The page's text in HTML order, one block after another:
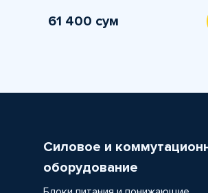
61 400 сум
Силовое и
оборудование